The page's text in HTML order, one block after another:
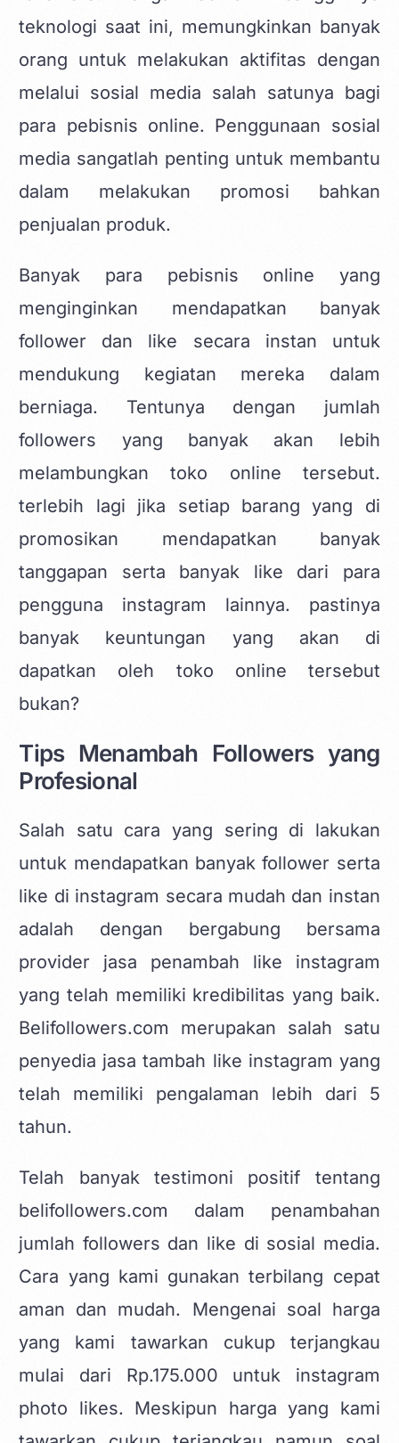
teknologi saat ini, memungkinkan banyak
orang untuk melakukan aktifitas dengan
melalui sosial media salah satunya bagi
para pebisnis online. Penggunaan sosial
media sangatlah penting untuk membantu
dalam melakukan promosi bahkan
penjualan produk.
Banyak para pebisnis online yang
menginginkan mendapatkan banyak
follower dan like secara instan untuk
mendukung kegiatan mereka dalam
berniaga. Tentunya dengan jumlah
followers yang banyak akan lebih
melambungkan toko online tersebut.
terlebih lagi jika setiap barang yang di
promosikan mendapatkan banyak
tanggapan serta banyak like dari para
pengguna instagram lainnya. pastinya
banyak keuntungan yang akan di
dapatkan oleh toko online tersebut
bukan?
Tips Menambah Followers yang
Profesional
Salah satu cara yang sering di lakukan
untuk mendapatkan banyak follower serta
like di instagram secara mudah dan instan
adalah dengan bergabung bersama
provider jasa penambah like instagram
yang telah memiliki kredibilitas yang baik.
Belifollowers.com merupakan salah satu
penyedia jasa tambah like instagram yang
telah memiliki pengalaman lebih dari 5
tahun.
Telah banyak testimoni positif tentang
belifollowers.com dalam penambahan
jumlah followers dan like di sosial media.
Cara yang kami gunakan terbilang cepat
aman dan mudah. Mengenai soal harga
yang kami tawarkan cukup terjangkau
mulai dari Rp.175.000 untuk instagram
photo likes. Meskipun harga yang kami